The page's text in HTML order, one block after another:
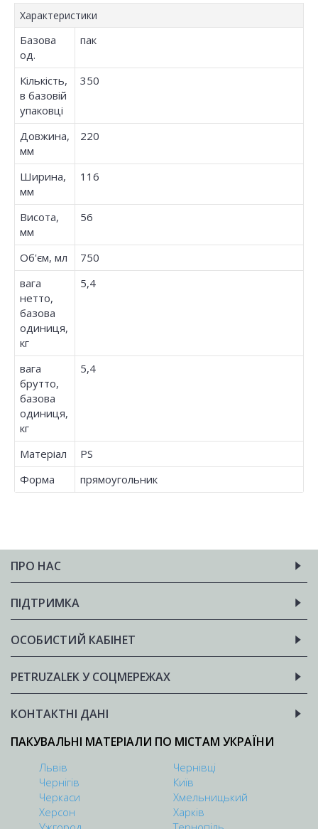
Характеристики
Базова
од.
пак
Кількість,
в базовій
упаковці
350
Довжина,
мм
220
Ширина,
мм
116
Висота,
мм
56
Об'єм, мл
750
вага
нетто,
базова
одиниця,
кг
5,4
вага
брутто,
базова
одиниця,
кг
5,4
Матеріал
PS
Форма
прямоугольник
ПРО НАС
ПІДТРИМКА
ОСОБИСТИЙ КАБІНЕТ
PETRUZALEK У СОЦМЕРЕЖАХ
КОНТАКТНІ ДАНІ
ПАКУВАЛЬНІ МАТЕРІАЛИ ПО МІСТАМ УКРАЇНИ
Львів
Чернівці
Чернігів
Київ
Черкаси
Хмельницький
Херсон
Харків